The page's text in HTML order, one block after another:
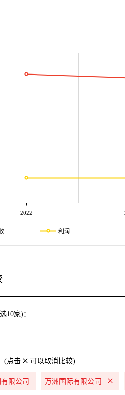
2022
利润
10家)：
(点击 可以取消比较)
限公司 万洲国际有限公司